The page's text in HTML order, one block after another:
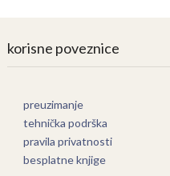
korisne poveznice
preuzimanje
tehnička podrška
pravila privatnosti
besplatne knjige